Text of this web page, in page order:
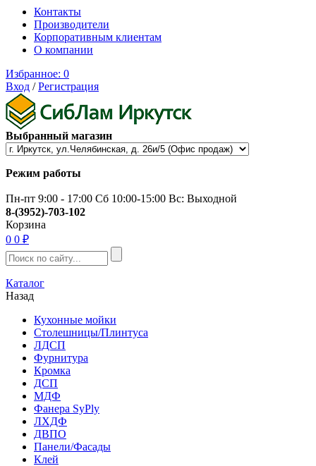
Контакты
Производители
Корпоративным клиентам
О компании
Избранное: 0
Вход /Регистрация
Выбранный магазин
Режим работы
Пн-пт 9:00 - 17:00 Сб 10:00-15:00 Вс: Выходной
8-(3952)-703-102
Корзина
0 0 ₽
Каталог
Назад
Кухонные мойки
Столешницы/Плинтуса
ЛДСП
Фурнитура
Кромка
ДСП
МДФ
Фанера SyPly
ЛХДФ
ДВПО
Панели/Фасады
Клей